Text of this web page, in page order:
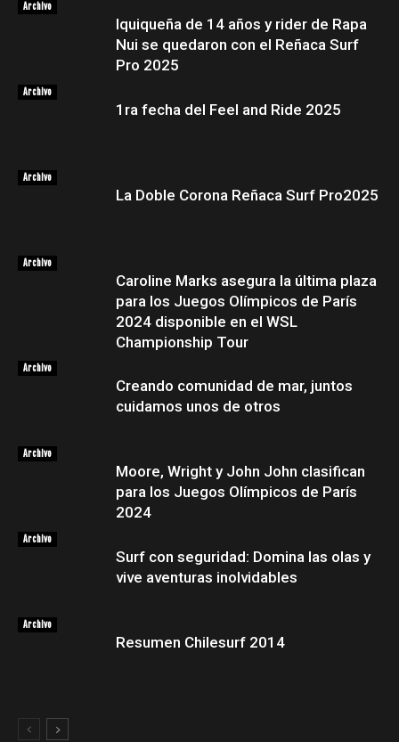
Archivo
Iquiqueña de 14 años y rider de Rapa
Nui se quedaron con el Reñaca Surf
Pro 2025
Archivo
1ra fecha del Feel and Ride 2025
Archivo
La Doble Corona Reñaca Surf Pro2025
Archivo
Caroline Marks asegura la última plaza
para los Juegos Olímpicos de París
2024 disponible en el WSL
Championship Tour
Archivo
Creando comunidad de mar, juntos
cuidamos unos de otros
Archivo
Moore, Wright y John John clasifican
para los Juegos Olímpicos de París
2024
Archivo
Surf con seguridad: Domina las olas y
vive aventuras inolvidables
Archivo
Resumen Chilesurf 2014